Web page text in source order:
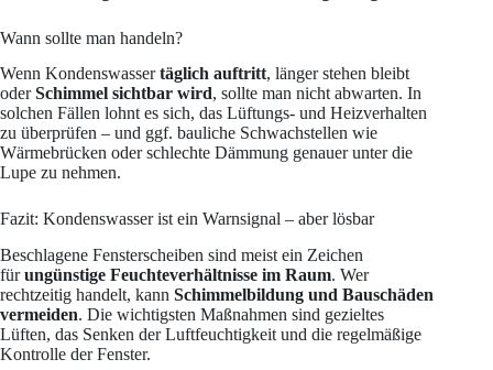
Wann sollte man handeln?
Wenn Kondenswassertäglich auftritt, länger stehen bleibt
oderSchimmel sichtbar wird, sollte man nicht abwarten. In
solchen Fällen lohnt es sich, das Lüftungs- und Heizverhalten
zu überprüfen – und ggf. bauliche Schwachstellen wie
Wärmebrücken oder schlechte Dämmung genauer unter die
Lupe zu nehmen.
Fazit: Kondenswasser ist ein Warnsignal – aber lösbar
Beschlagene Fensterscheiben sind meist ein Zeichen
fürungünstige Feuchteverhältnisse im Raum. Wer
rechtzeitig handelt, kann Schimmelbildung und Bauschäden
vermeiden. Die wichtigsten Maßnahmen sind gezieltes
Lüften, das Senken der Luftfeuchtigkeit und die regelmäßige
Kontrolle der Fenster.